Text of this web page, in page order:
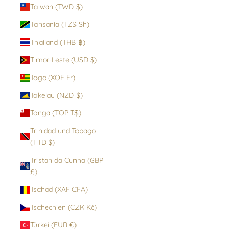
Taiwan (TWD $)
Tansania (TZS Sh)
Thailand (THB ฿)
Timor-Leste (USD $)
Togo (XOF Fr)
Tokelau (NZD $)
Tonga (TOP T$)
Trinidad und Tobago
(TTD $)
Tristan da Cunha (GBP
£)
Tschad (XAF CFA)
Tschechien (CZK Kč)
Türkei (EUR €)